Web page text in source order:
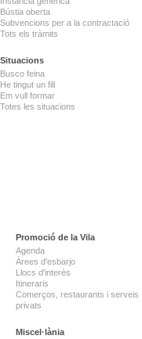
Bústia oberta
Subvencions per a la contractació
Tots els tràmits
Situacions
Busco feina
He tingut un fill
Em vull formar
Totes les situacions
Promoció de la Vila
Agenda
Àrees d'esbarjo
Llocs d'interès
Itineraris
Comerços, restaurants i serveis
privats
Miscel·lània